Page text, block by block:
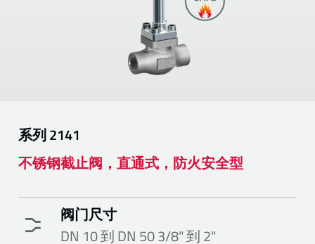
系列2141
不锈钢截止阀，直通式，防火安全型
阀门尺寸
DN 10 到 DN 50 3/8" 到 2"